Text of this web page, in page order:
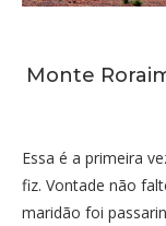
Monte
Essa é a primeira
fiz. Vontade não
maridão foi